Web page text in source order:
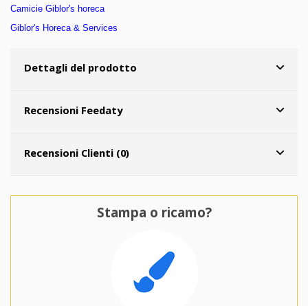
Camicie Giblor's horeca
Giblor's Horeca & Services
Dettagli del prodotto
Recensioni Feedaty
Recensioni Clienti (0)
Stampa o ricamo?